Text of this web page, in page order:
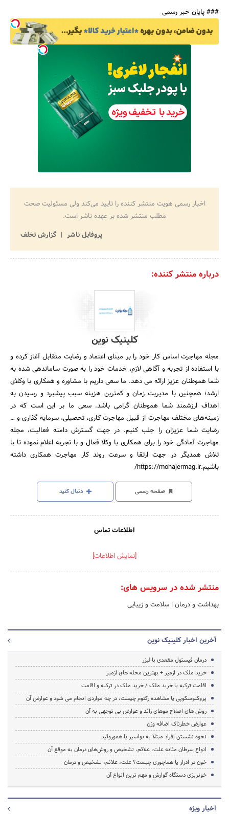
### پایان خبر رسمی
اخبار رسمی هویت منتشر کننده را تایید می‌کند ولی مسئولیت صحت
مطلب منتشر شده بر عهده ناشر است.
پروفایل ناشر
گزارش تخلف
درباره منتشر کننده:
کلینیک نوین
مجله مهاجرت اساس کار خود را بر مبنای اعتماد و رضایت متقابل آغاز کرده و
با استفاده از تجربه و آگاهی لازم، خدمات خود را به صورت ساماندهی شده به
شما هموطنان عزیز ارائه می دهد. ما سعی داریم با مشاوره و همکاری با وکلای
ارشد؛ همچنین با مدیریت زمان و کمترین هزینه سبب پیشبرد و رسیدن به
اهداف ارزشمند شما هموطنان گرامی باشد. سعی ما بر این است که در
زمینه‌های مختلف مهاجرت از قبیل مهاجرت کاری، تحصیلی، سرمایه گذاری و …
رضایت شما عزیزان را جلب کنیم. در جهت گسترش دامنه فعالیت، مجله
مهاجرت آمادگی خود را برای همکاری با وکلا فعال و با تجربه اعلام نموده تا با
تلاش همدیگر در جهت ارتقا و سرعت روند کار مهاجرت همکاری داشته
باشیم.https://mohajermag.ir/
صفحه رسمی دنبال کنید
اطلاعات تماس
[نمایش اطلاعات]
منتشر شده در سرویس های:
بهداشت و درمان | سلامت و زیبایی
آخرین اخبار کلینیک نوین
درمان فیستول مقعدی با لیزر
خرید ملک در ازمیر + بهترین محله های ازمیر
اقامت ترکیه با خرید ملک / خرید ملک در ترکیه و اقامت
پروکتوسکوپی یا مشاهده رکتوم چیست، در چه مواردی انجام می شود و عوارض آن
روش های اصلاح موهای زائد و عوارض بی توجهی به آن
عوارض خطرناک اضافه وزن
نحوه نشستن افراد مبتلا به بواسیر یا هموروئید
انواع سرطان مثانه علت، علائم، تشخیص و روش‌های درمان به موقع آن
خون در ادرار یا هماچوری چیست؟ علت، علائم، تشخیص و درمان
خونریزی دستگاه گوارش و مهم ترین انواع آن
اخبار ویژه